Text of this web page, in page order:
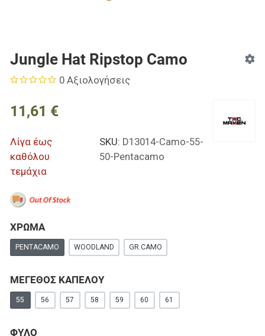
Jungle Hat Ripstop Camo
0 Αξιολογήσεις
11,61 €
Λίγα έως
καθόλου
τεμάχια
SKU: D13014-Camo-55-
50-Pentacamo
ΧΡΩΜΑ
PENTACAMO WOODLAND GR.CAMO
ΜΕΓΕΘΟΣ ΚΑΠΕΛΟΥ
55 56 57 58 59 60 61
ΦΥΛΟ